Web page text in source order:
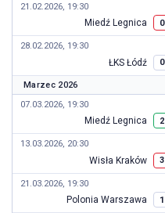
21.02.2026, 19:30
Miedź Legnica 0
28.02.2026, 19:30
ŁKS Łódź 0
Marzec 2026
07.03.2026, 19:30
Miedź Legnica 2
13.03.2026, 20:30
Wisła Kraków 3
21.03.2026, 19:30
Polonia Warszawa 1